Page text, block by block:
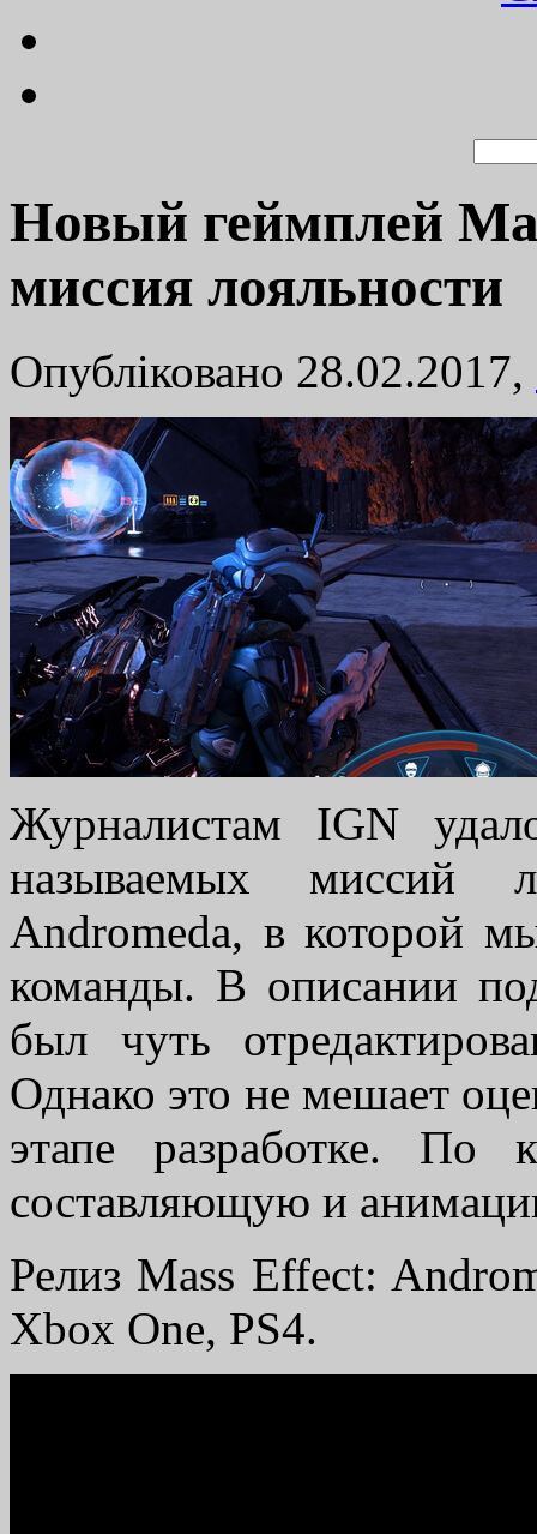
Новый геймплей
миссия лояльности
Опубліковано 28.02.2017,
Журналистам IGN
называемых миссий
Andromeda, в которой
команды. В описании
был чуть
Однако это не мешает
этапе разработке. По
составляющую и
Релиз Mass Effect:
Xbox One, PS4.